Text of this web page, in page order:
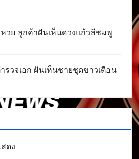
วย ลูกค้าฝันเห็นดวงแก้วสีชมพู
ำรวจเอก ฝันเห็นชายชุดขาวเตือน
ดง